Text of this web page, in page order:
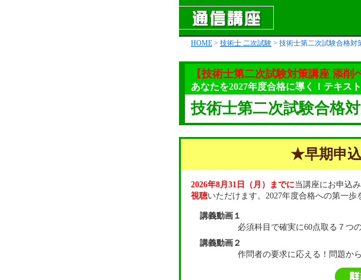
HOME > 技術士 二次試験 > 技術士第二次試験合格対
【技術士第二次試験対策講座 添削
あなたを2027年度合格に導く！テキス
技術士第二次試験合格
★早期申込
2026年8月31日（月）までに当講座にお申込
視聴いただけます。2027年度合格への第一歩
講義動画１
必須科目で確実に60点取る７つ
講義動画２
作問者の要求に応える！問題か